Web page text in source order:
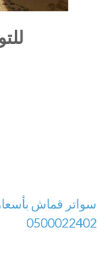
تصفّح
المقالات
سواتر قماش
0500022402